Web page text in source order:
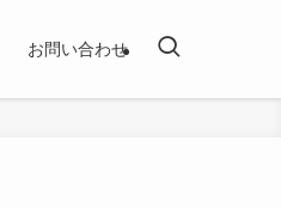
お問い合わせ